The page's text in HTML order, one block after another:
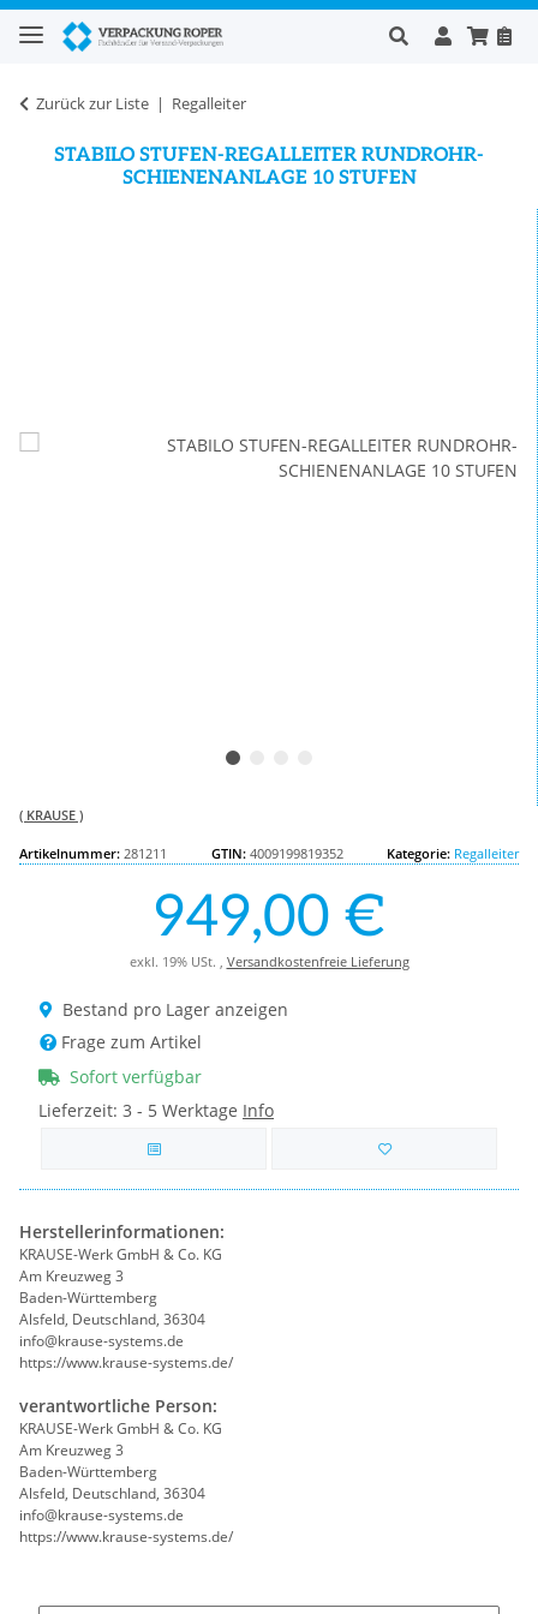
Zurück zur Liste Regalleiter
STABILO STUFEN-REGALLEITER RUNDROHR-
SCHIENENANLAGE 10 STUFEN
( KRAUSE )
Artikelnummer: 281211 GTIN: 4009199819352 Kategorie: Regalleiter
949,00 €
exkl. 19% USt. , Versandkostenfreie Lieferung
Bestand pro Lager anzeigen
Frage zum Artikel
Sofort verfügbar
Lieferzeit: 3 - 5 Werktage Info
Herstellerinformationen:
KRAUSE-Werk GmbH & Co. KG
Am Kreuzweg 3
Baden-Württemberg
Alsfeld, Deutschland, 36304
info@krause-systems.de
https://www.krause-systems.de/
verantwortliche Person:
KRAUSE-Werk GmbH & Co. KG
Am Kreuzweg 3
Baden-Württemberg
Alsfeld, Deutschland, 36304
info@krause-systems.de
https://www.krause-systems.de/